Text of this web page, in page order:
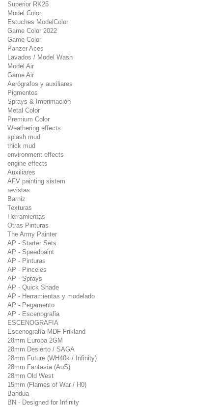
Superior RK25
Model Color
Estuches ModelColor
Game Color 2022
Game Color
Panzer Aces
Lavados / Model Wash
Model Air
Game Air
Aerógrafos y auxiliares
Pigmentos
Sprays & Imprimación
Metal Color
Premium Color
Weathering effects
splash mud
thick mud
environment effects
engine effects
Auxiliares
AFV painting sistem
revistas
Barniz
Texturas
Herramientas
Otras Pinturas
The Army Painter
AP - Starter Sets
AP - Speedpaint
AP - Pinturas
AP - Pinceles
AP - Sprays
AP - Quick Shade
AP - Herramientas y modelado
AP - Pegamento
AP - Escenografia
ESCENOGRAFIA
Escenografía MDF Frikland
28mm Europa 2GM
28mm Desierto / SAGA
28mm Future (WH40k / Infinity)
28mm Fantasía (AoS)
28mm Old West
15mm (Flames of War / H0)
Bandua
BN - Designed for Infinity